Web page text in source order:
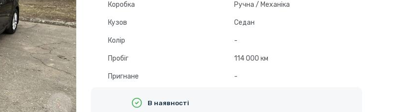
Коробка Ручна / Механіка
Кузов Седан
Колір -
Пробіг 114 000 км
Пригнане -
В наявності